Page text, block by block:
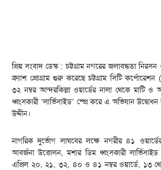
প্রিয় সংবাদ ডেস্ক : চট্টগ্রাম নগরের জলাবদ্ধতা
ক্র্যাশ প্রোগ্রাম শুরু করেছে চট্টগ্রাম সিটি
৩২ নম্বর আন্দরকিল্লা ওয়ার্ডের নালা থেকে মাটি
ধ্বংসকারী ‘লার্ভিসাইড’ স্প্রে করে এ অভিযান
উদ্দীন।
নাগরিক দুর্ভোগ লাঘবের লক্ষে নগরীর ৪১
আবর্জনা উত্তোলন, মশার ডিম ধ্বংসকারী
এপ্রিল ২০, ২১, ৩২, ৪০ ও ৪১ নম্বর ওয়ার্ডে, ১৩